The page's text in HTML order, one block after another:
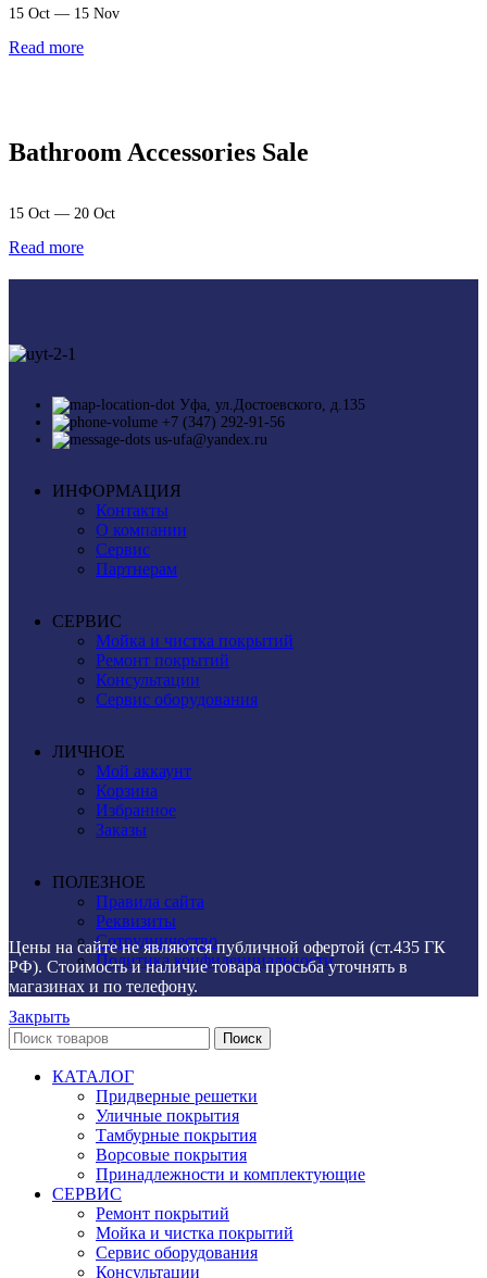
15 Oct — 15 Nov
Read more
Bathroom Accessories Sale
15 Oct — 20 Oct
Read more
Уфа, ул.Достоевского, д.135
+7 (347) 292-91-56
us-ufa@yandex.ru
ИНФОРМАЦИЯ
Контакты
О компании
Сервис
Партнерам
СЕРВИС
Мойка и чистка покрытий
Ремонт покрытий
Консультации
Сервис оборудования
ЛИЧНОЕ
Мой аккаунт
Корзина
Избранное
Заказы
ПОЛЕЗНОЕ
Правила сайта
Реквизиты
Сотрудничество
Политика конфиденциальности
Цены на сайте не являются публичной офертой (ст.435 ГК
РФ). Стоимость и наличие товара просьба уточнять в
магазинах и по телефону.
Закрыть
Поиск
КАТАЛОГ
Придверные решетки
Уличные покрытия
Тамбурные покрытия
Ворсовые покрытия
Принадлежности и комплектующие
СЕРВИС
Ремонт покрытий
Мойка и чистка покрытий
Сервис оборудования
Консультации